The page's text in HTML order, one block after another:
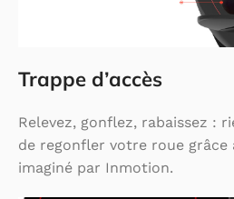
Trappe d’accès
Relevez, gonflez, rabaissez :
de regonfler votre roue grâce
imaginé par Inmotion.